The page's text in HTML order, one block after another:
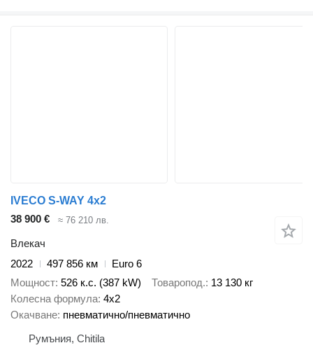
IVECO S-WAY 4x2
38 900 €
≈ 76 210 лв.
Влекач
2022
497 856 км
Euro 6
Мощност 526 к.с. (387 kW) Товаропод. 13 130 кг
Колесна формула 4x2
Окачване пневматично/пневматично
Румъния, Chitila